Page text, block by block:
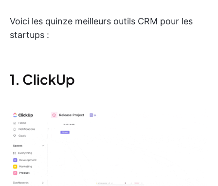
Voici les quinze meilleurs outils CRM pour les
startups :
1. ClickUp